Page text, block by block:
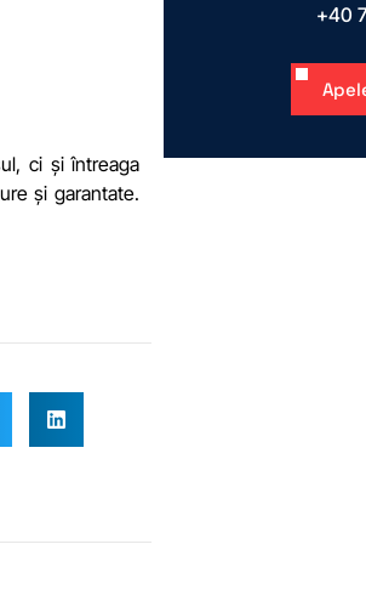
ci și întreaga
și garantate.
+40